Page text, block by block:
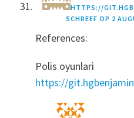
HTTPS://
SCHREEF OP 2
References:
Polis oyunlari
https://